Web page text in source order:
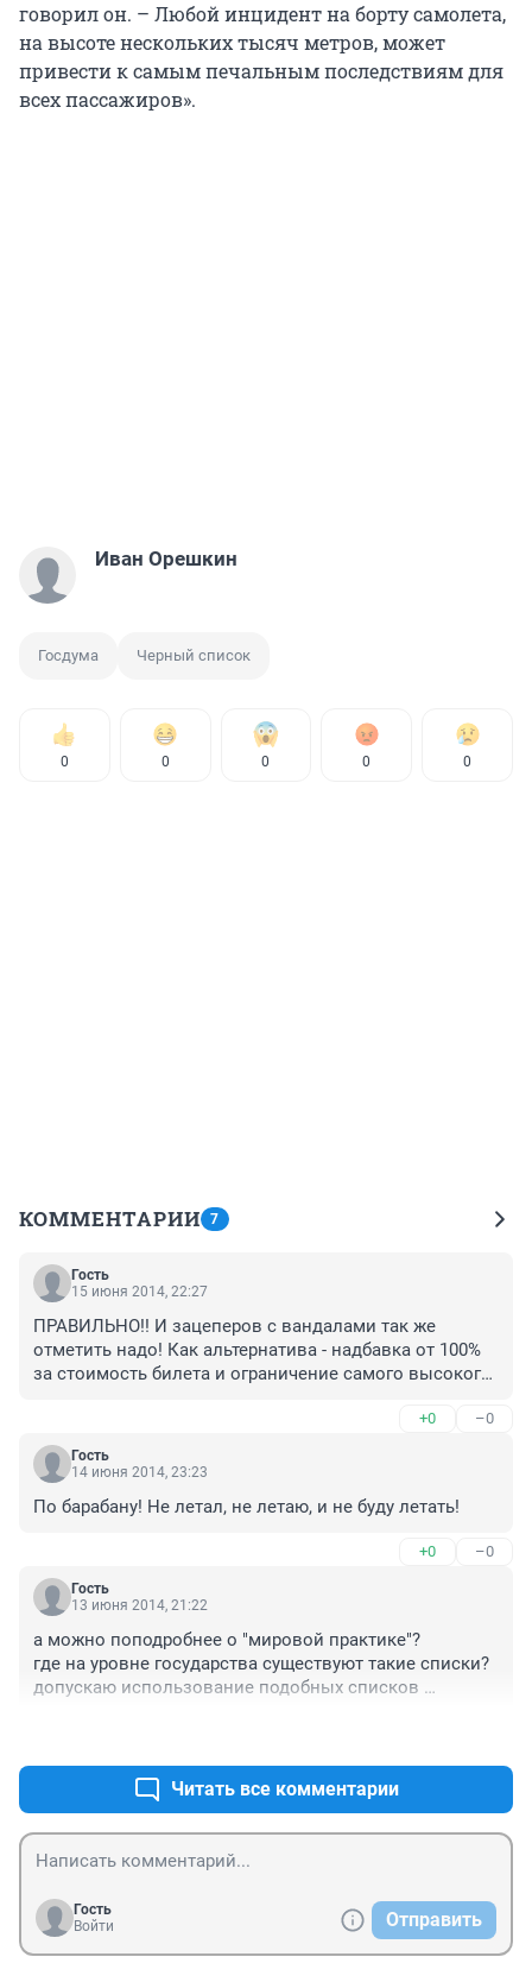
говорил он. – Любой инцидент на борту самолета,
на высоте нескольких тысяч метров, может
привести к самым печальным последствиям для
всех пассажиров».
Иван Орешкин
Госдума Черный список
0 0 0 0 0
КОММЕНТАРИИ 7
Гость
15 июня 2014, 22:27
ПРАВИЛЬНО!! И зацеперов с вандалами так же
отметить надо! Как альтернатива - надбавка от 100%
за стоимость билета и ограничение самого высокого
2-го, а вандалам ничего кроме общего не продавать.
+0 –0
Гость
14 июня 2014, 23:23
По барабану! Не летал, не летаю, и не буду летать!
+0 –0
Гость
13 июня 2014, 21:22
а можно поподробнее о "мировой практике"?
где на уровне государства существуют такие списки?
допускаю использование подобных списков
проще судом решение принять по конкретному
дебоширу и не напрягаться целой думе, не
заниматься самопиаром нужно, а работать
избранникам..
Читать все комментарии
Гость
Войти
Отправить